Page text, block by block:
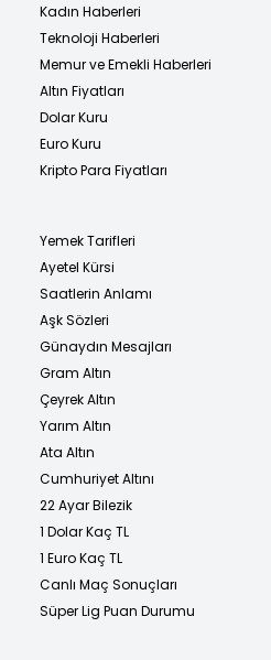
Kadın Haberleri
Teknoloji Haberleri
Memur ve Emekli Haberleri
Altın Fiyatları
Dolar Kuru
Euro Kuru
Kripto Para Fiyatları
Yemek Tarifleri
Ayetel Kürsi
Saatlerin Anlamı
Aşk Sözleri
Günaydın Mesajları
Gram Altın
Çeyrek Altın
Yarım Altın
Ata Altın
Cumhuriyet Altını
22 Ayar Bilezik
1 Dolar Kaç TL
1 Euro Kaç TL
Canlı Maç Sonuçları
Süper Lig Puan Durumu